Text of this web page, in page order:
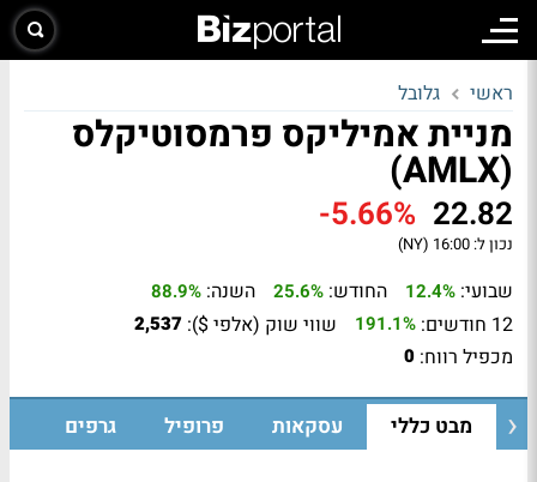
ראשי גלובל
מניית אמיליקס פרמסוטיקלס
(AMLX)
22.82
-5.66%
נכון ל: 16:00 (NY)
שבועי: 12.4% החודש: 25.6% השנה: 88.9%
12 חודשים: 191.1% שווי שוק (אלפי $): 2,537
מכפיל רווח: 0
מבט כללי עסקאות פרופיל גרפים